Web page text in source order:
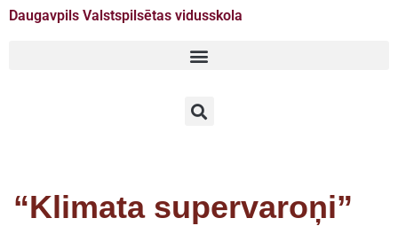
Daugavpils Valstspilsētas vidusskola
“Klimata supervaroņi”